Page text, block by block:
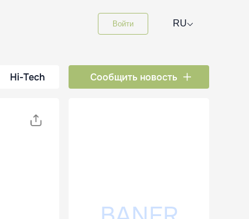
Войти RU⌵
Hi-Tech Сообщить новость